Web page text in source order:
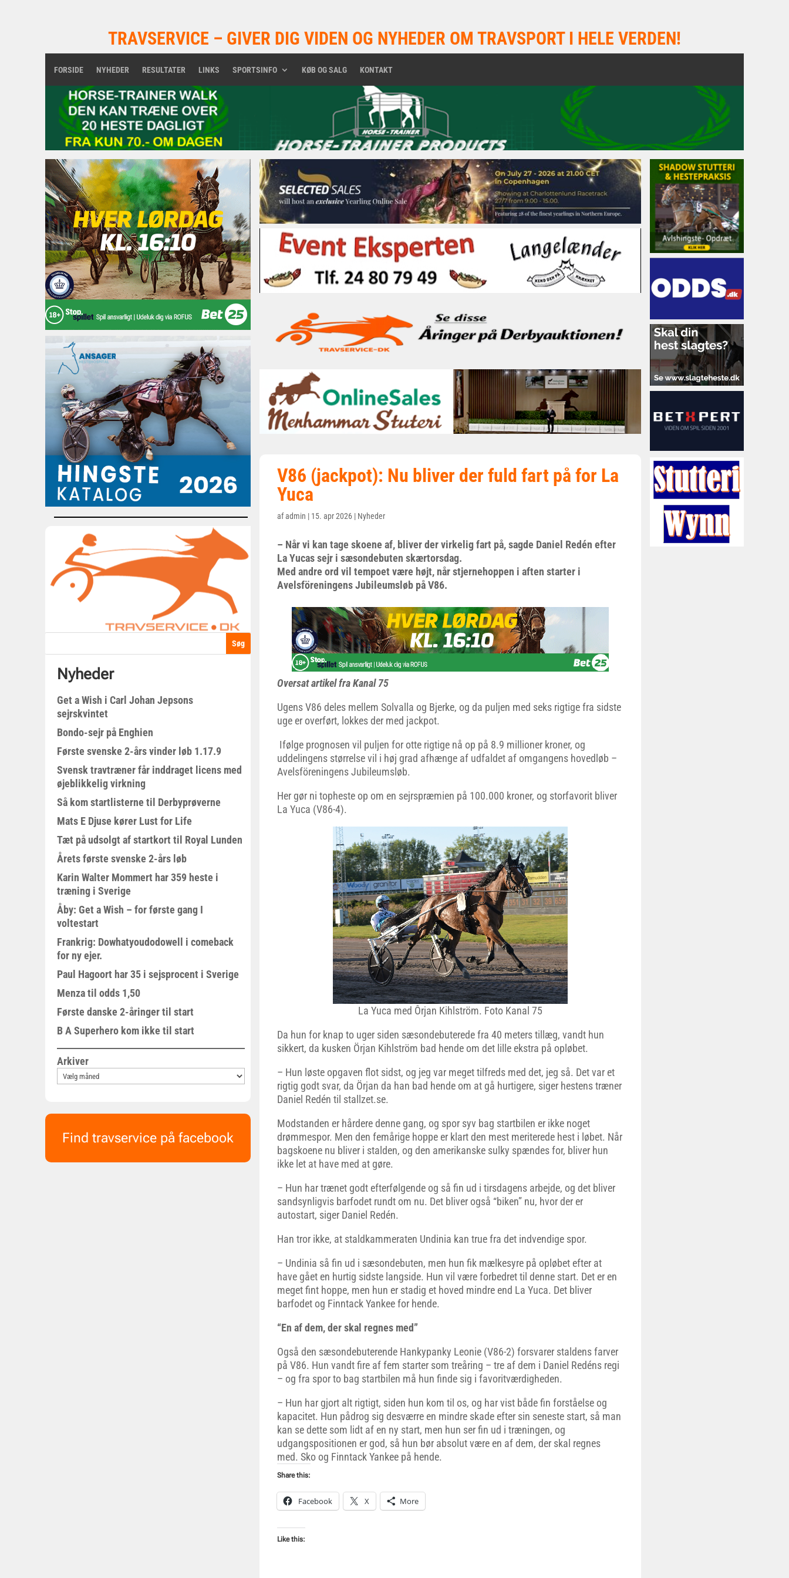
TRAVSERVICE – GIVER DIG VIDEN OG NYHEDER OM TRAVSPORT I HELE VERDEN!
FORSIDE NYHEDER RESULTATER LINKS SPORTSINFO KØB OG SALG KONTAKT
Nyheder
Get a Wish i Carl Johan Jepsons
sejrskvintet
Bondo-sejr på Enghien
Første svenske 2-års vinder løb 1.17.9
Svensk travtræner får inddraget licens med
øjeblikkelig virkning
Så kom startlisterne til Derbyprøverne
Mats E Djuse kører Lust for Life
Tæt på udsolgt af startkort til Royal Lunden
Årets første svenske 2-års løb
Karin Walter Mommert har 359 heste i
træning i Sverige
Åby: Get a Wish – for første gang I
voltestart
Frankrig: Dowhatyoudodowell i comeback
for ny ejer.
Paul Hagoort har 35 i sejsprocent i Sverige
Menza til odds 1,50
Første danske 2-åringer til start
B A Superhero kom ikke til start
Arkiver
Find travservice på facebook
V86 (jackpot): Nu bliver der fuld fart på for La
Yuca
afadmin | 15. apr 2026 | Nyheder
– Når vi kan tage skoene af, bliver der virkelig fart på, sagde Daniel Redén efter
La Yucas sejr i sæsondebuten skærtorsdag.
Med andre ord vil tempoet være højt, når stjernehoppen i aften starter i
Avelsföreningens Jubileumsløb på V86.
Oversat artikel fra Kanal 75
Ugens V86 deles mellem Solvalla og Bjerke, og da puljen med seks rigtige fra sidste
uge er overført, lokkes der med jackpot.
Ifølge prognosen vil puljen for otte rigtige nå op på 8.9 millioner kroner, og
uddelingens størrelse vil i høj grad afhænge af udfaldet af omgangens hovedløb –
Avelsföreningens Jubileumsløb.
Her gør ni topheste op om en sejrspræmien på 100.000 kroner, og storfavorit bliver
La Yuca (V86-4).
La Yuca med Ôrjan Kihlström. Foto Kanal 75
Da hun for knap to uger siden sæsondebuterede fra 40 meters tillæg, vandt hun
sikkert, da kusken Örjan Kihlström bad hende om det lille ekstra på opløbet.
– Hun løste opgaven flot sidst, og jeg var meget tilfreds med det, jeg så. Det var et
rigtig godt svar, da Örjan da han bad hende om at gå hurtigere, siger hestens træner
Daniel Redén til stallzet.se.
Modstanden er hårdere denne gang, og spor syv bag startbilen er ikke noget
drømmespor. Men den femårige hoppe er klart den mest meriterede hest i løbet. Når
bagskoene nu bliver i stalden, og den amerikanske sulky spændes for, bliver hun
ikke let at have med at gøre.
– Hun har trænet godt efterfølgende og så fin ud i tirsdagens arbejde, og det bliver
sandsynligvis barfodet rundt om nu. Det bliver også “biken” nu, hvor der er
autostart, siger Daniel Redén.
Han tror ikke, at staldkammeraten Undinia kan true fra det indvendige spor.
– Undinia så fin ud i sæsondebuten, men hun fik mælkesyre på opløbet efter at
have gået en hurtig sidste langside. Hun vil være forbedret til denne start. Det er en
meget fint hoppe, men hun er stadig et hoved mindre end La Yuca. Det bliver
barfodet og Finntack Yankee for hende.
“En af dem, der skal regnes med”
Også den sæsondebuterende Hankypanky Leonie (V86-2) forsvarer staldens farver
på V86. Hun vandt fire af fem starter som treåring – tre af dem i Daniel Redéns regi
– og fra spor to bag startbilen må hun finde sig i favoritværdigheden.
– Hun har gjort alt rigtigt, siden hun kom til os, og har vist både fin forståelse og
kapacitet. Hun pådrog sig desværre en mindre skade efter sin seneste start, så man
kan se dette som lidt af en ny start, men hun ser fin ud i træningen, og
udgangspositionen er god, så hun bør absolut være en af dem, der skal regnes
med. Sko og Finntack Yankee på hende.
Share this:
Facebook X More
Like this: